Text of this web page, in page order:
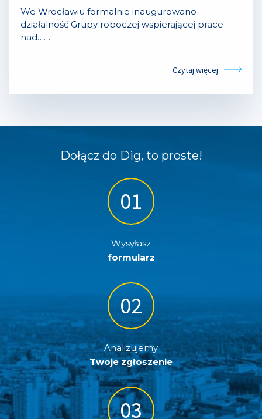
We Wrocławiu formalnie inaugurowano
działalność Grupy roboczej wspierającej prace
nad……
Czytaj więcej
Dołącz do Dig, to proste!
Wysyłasz
formularz
Analizujemy
Twoje zgłoszenie